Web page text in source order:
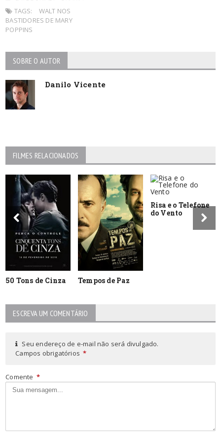
TAGS:
WALT NOS
BASTIDORES DE MARY
POPPINS
SOBRE O AUTOR
Danilo Vicente
FILMES RELACIONADOS
50 Tons de Cinza Tempos de Paz
Risa e o Telefone
do Vento
ESCREVA UM COMENTÁRIO
Seu endereço de e-mail não será divulgado.
Campos obrigatórios *
Comente *